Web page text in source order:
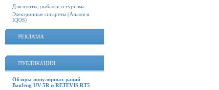
Для охоты, рыбалки и туризма
Электронные сигареты (Аналоги
IQOS)
РЕКЛАМА
ПУБЛИКАЦИИ
Обзоры популярных раций -
Baofeng UV-5R и RETEVIS RT5